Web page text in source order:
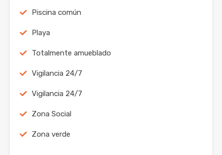
Piscina común
Playa
Totalmente amueblado
Vigilancia 24/7
Vigilancia 24/7
Zona Social
Zona verde